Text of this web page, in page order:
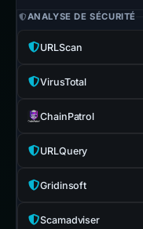
ANALYSE DE SÉCURITÉ
URLScan
VirusTotal
ChainPatrol
URLQuery
Gridinsoft
Scamadviser